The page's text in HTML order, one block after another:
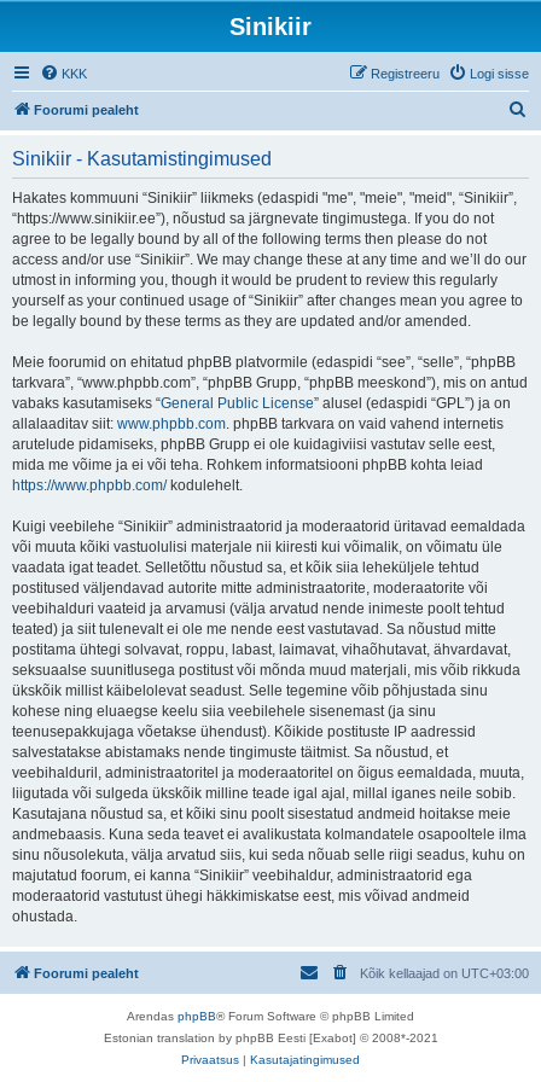
Sinikiir
KKK Logi sisse
Registreeru
Foorumi pealeht
Sinikiir - Kasutamistingimused
Hakates kommuuni “Sinikiir” liikmeks (edaspidi "me", "meie", "meid", “Sinikiir”,
“https://www.sinikiir.ee”), nõustud sa järgnevate tingimustega. If you do not
agree to be legally bound by all of the following terms then please do not
access and/or use “Sinikiir”. We may change these at any time and we’ll do our
utmost in informing you, though it would be prudent to review this regularly
yourself as your continued usage of “Sinikiir” after changes mean you agree to
be legally bound by these terms as they are updated and/or amended.
Meie foorumid on ehitatud phpBB platvormile (edaspidi “see”, “selle”, “phpBB
tarkvara”, “www.phpbb.com”, “phpBB Grupp, “phpBB meeskond”), mis on antud
vabaks kasutamiseks “General Public License” alusel (edaspidi “GPL”) ja on
allalaaditav siit: www.phpbb.com. phpBB tarkvara on vaid vahend internetis
arutelude pidamiseks, phpBB Grupp ei ole kuidagiviisi vastutav selle eest,
mida me võime ja ei või teha. Rohkem informatsiooni phpBB kohta leiad
https://www.phpbb.com/kodulehelt.
Kuigi veebilehe “Sinikiir” administraatorid ja moderaatorid üritavad eemaldada
või muuta kõiki vastuolulisi materjale nii kiiresti kui võimalik, on võimatu üle
vaadata igat teadet. Selletõttu nõustud sa, et kõik siia leheküljele tehtud
postitused väljendavad autorite mitte administraatorite, moderaatorite või
veebihalduri vaateid ja arvamusi (välja arvatud nende inimeste poolt tehtud
teated) ja siit tulenevalt ei ole me nende eest vastutavad. Sa nõustud mitte
postitama ühtegi solvavat, roppu, labast, laimavat, vihaõhutavat, ähvardavat,
seksuaalse suunitlusega postitust või mõnda muud materjali, mis võib rikkuda
ükskõik millist käibelolevat seadust. Selle tegemine võib põhjustada sinu
kohese ning eluaegse keelu siia veebilehele sisenemast (ja sinu
teenusepakkujaga võetakse ühendust). Kõikide postituste IP aadressid
salvestatakse abistamaks nende tingimuste täitmist. Sa nõustud, et
veebihalduril, administraatoritel ja moderaatoritel on õigus eemaldada, muuta,
liigutada või sulgeda ükskõik milline teade igal ajal, millal iganes neile sobib.
Kasutajana nõustud sa, et kõiki sinu poolt sisestatud andmeid hoitakse meie
andmebaasis. Kuna seda teavet ei avalikustata kolmandatele osapooltele ilma
sinu nõusolekuta, välja arvatud siis, kui seda nõuab selle riigi seadus, kuhu on
majutatud foorum, ei kanna “Sinikiir” veebihaldur, administraatorid ega
moderaatorid vastutust ühegi häkkimiskatse eest, mis võivad andmeid
ohustada.
Foorumi pealeht Kõik kellaajad on UTC+03:00
Arendas phpBB® Forum Software © phpBB Limited
Estonian translation by phpBB Eesti [Exabot] © 2008*-2021
Privaatsus | Kasutajatingimused